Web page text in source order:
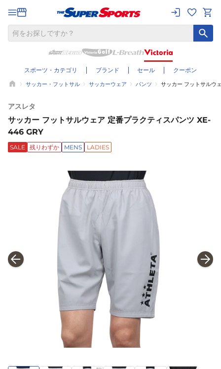
スポーツ・カテゴリ ブランド セール クーポン
サッカー・フットサル サッカーウェア パンツ サッカー フットサルウ
アスレタ
サッカー フットサルウェア 定番プラクティスパンツ XE-
446 GRY
SALE 残りわずか MENS LADIES